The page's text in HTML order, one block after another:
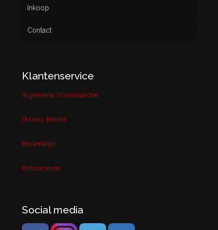
Inkoop
Contact
Klantenservice
Algemene Voorwaarden
Privacy Beleid
Bedenktijd
Retourneren
Social media